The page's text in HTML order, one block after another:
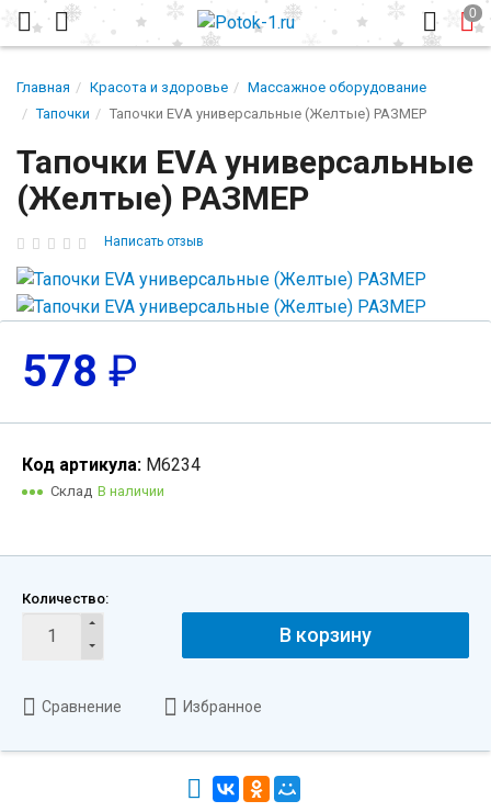
Главная Красота и здоровье
Массажное оборудование
Тапочки
Тапочки EVA универсальные (Желтые) РАЗМЕР
Тапочки EVA универсальные
(Желтые) РАЗМЕР
Написать отзыв
578 ₽
Код артикула: М6234
Склад В наличии
Количество:
В корзину
Сравнение Избранное